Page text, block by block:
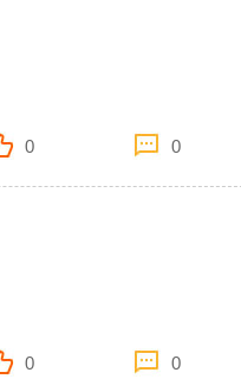
0 0
0 0